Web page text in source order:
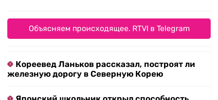
Объясняем происходящее. RTVI в Telegram
Кореевед Ланьков рассказал, построят ли
железную дорогу в Северную Корею